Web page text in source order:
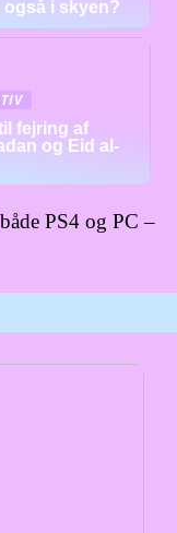
i skyen?
fejring af
og Eid al-
PS4 og PC –